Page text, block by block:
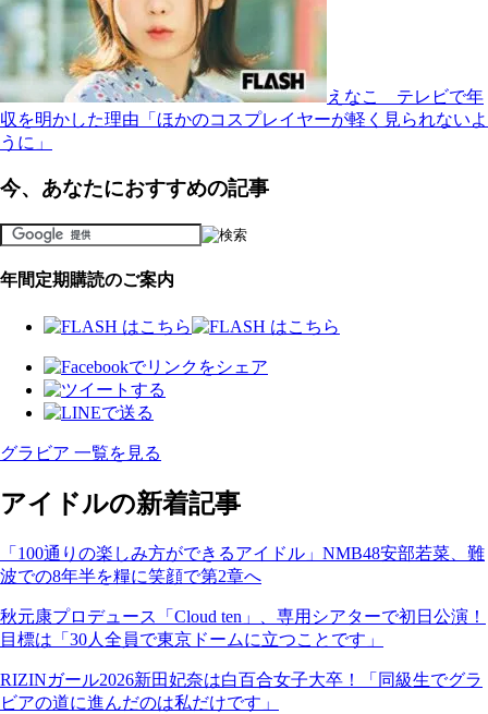
えなこ テレビで年
収を明かした理由「ほかのコスプレイヤーが軽く見られないよ
うに」
今、あなたにおすすめの記事
年間定期購読のご案内
グラビア 一覧を見る
アイドルの新着記事
「100通りの楽しみ方ができるアイドル」NMB48安部若菜、難
波での8年半を糧に笑顔で第2章へ
秋元康プロデュース「Cloud ten」、専用シアターで初日公演！
目標は「30人全員で東京ドームに立つことです」
RIZINガール2026新田妃奈は白百合女子大卒！「同級生でグラ
ビアの道に進んだのは私だけです」